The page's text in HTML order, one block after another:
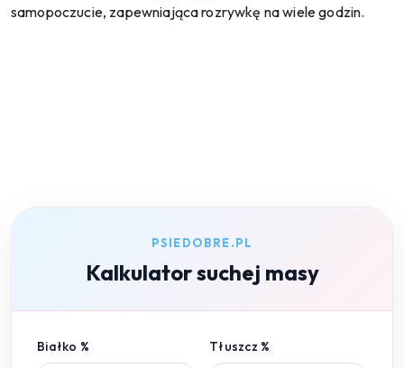
samopoczucie, zapewniająca rozrywkę na wiele godzin.
PSIEDOBRE.PL
Kalkulator suchej masy
Białko % Tłuszcz %